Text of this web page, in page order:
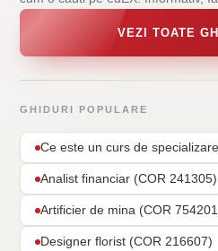
VEZI TOATE
GHIDURI POPULARE
Ce este un curs de specializare
Analist financiar (COR 241305)
Artificier de mina (COR
Designer florist (COR 216607)